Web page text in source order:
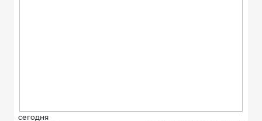
сегодня